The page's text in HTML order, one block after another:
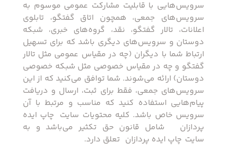
سرویس‌‏هایی با قابلیت مشارکت عمومی موسوم به
سرویس‌‏های جمعی، همچون اتاق گفتگو، تابلوی
اعلانات، تالار گفتگو، نقد، گروه‌‏های خبری، شبکه
دوستان و سرویس‏‌های دیگری باشد که برای تسهیل
ارتباط شما با دیگران (چه در مقیاس عمومی مثل تالار
گفتگو و چه در مقیاس خصوصی مثل شبکه خصوصی
دوستان) ارائه می‏‌شوند. شما توافق می‏‌کنید که از این
سرویس‏‌های جمعی، فقط برای ثبت، ارسال و دریافت
پیام‏‌هایی استفاده کنید که مناسب و مرتبط با آن
سرویس خاص باشد. کلیه محتویات سایت ‏ چاپ ایده
پردازان ‏ شامل قانون حق تکثیر می‌باشد و به
سایت ‏ چاپ ایده پردازان ‏ تعلق دارد.